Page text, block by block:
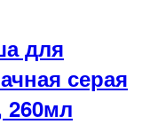
для
серая
260мл